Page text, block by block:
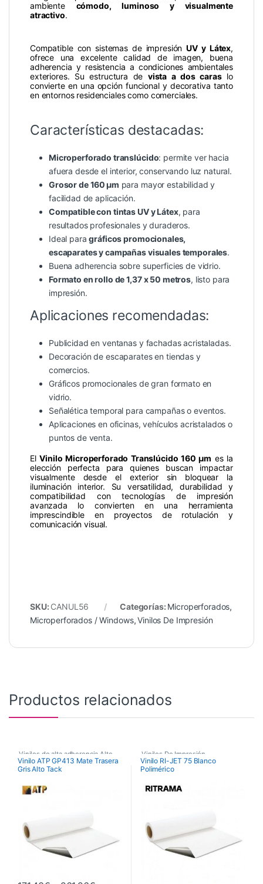
ambiente cómodo, luminoso y visualmente
atractivo.
Compatible con sistemas de impresiónUV y Látex,
ofrece una excelente calidad de imagen, buena
adherencia y resistencia a condiciones ambientales
exteriores. Su estructura de vista a dos caraslo
convierte en una opción funcional y decorativa tanto
en entornos residenciales como comerciales.
Características destacadas:
Microperforado translúcido: permite ver hacia
afuera desde el interior, conservando luz natural.
Grosor de 160 µm para mayor estabilidad y
facilidad de aplicación.
Compatible con tintas UV y Látex, para
resultados profesionales y duraderos.
Ideal paragráficos promocionales,
escaparates y campañas visuales temporales.
Buena adherencia sobre superficies de vidrio.
Formato en rollo de 1,37 x 50 metros, listo para
impresión.
Aplicaciones recomendadas:
Publicidad en ventanas y fachadas acristaladas.
Decoración de escaparates en tiendas y
comercios.
Gráficos promocionales de gran formato en
vidrio.
Señalética temporal para campañas o eventos.
Aplicaciones en oficinas, vehículos acristalados o
puntos de venta.
ElVinilo Microperforado Translúcido 160 µm es la
elección perfecta para quienes buscan impactar
visualmente desde el exterior sin bloquear la
iluminación interior. Su versatilidad, durabilidad y
compatibilidad con tecnologías de impresión
avanzada lo convierten en una herramienta
imprescindible en proyectos de rotulación y
comunicación visual.
SKU: CANUL56 Categorías: Microperforados,
Microperforados / Windows,Vinilos De Impresión
Productos relacionados
Vinilos de alta adherencia Alto
Tack ATP
Vinilos de Impresión para Pared
Alto Tack
Vinilo ATP GP413 Mate Trasera
Gris Alto Tack
Vinilos De Impresión
Vinilos Polimérico Permanente
Vinilos Poliméricos
Vinilo RI-JET 75 Blanco
Polimérico